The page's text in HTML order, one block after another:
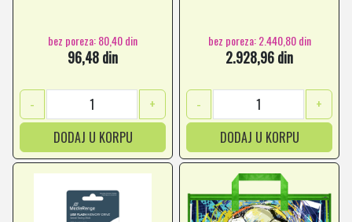
bez poreza: 80,40 din
96,48 din
-
+
DODAJ U KORPU
bez poreza: 2.440,80 din
2.928,96 din
-
+
DODAJ U KORPU